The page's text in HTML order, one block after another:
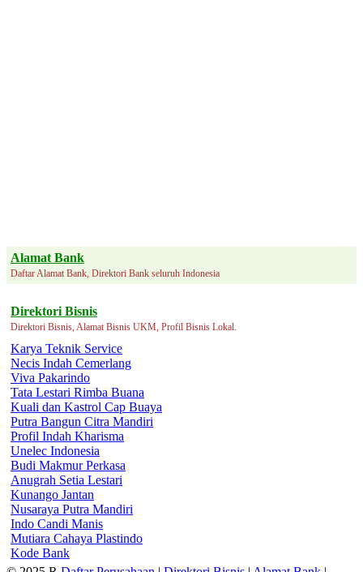
Alamat Bank
Daftar Alamat Bank, Direktori Bank seluruh Indonesia
Direktori Bisnis
Direktori Bisnis, Alamat Bisnis UKM, Profil Bisnis Lokal.
Karya Teknik Service
Necis Indah Cemerlang
Viva Pakarindo
Tata Lestari Rimba Buana
Kuali dan Kastrol Cap Buaya
Putra Bangun Citra Mandiri
Profil Indah Kharisma
Unelec Indonesia
Budi Makmur Perkasa
Anugrah Setia Lestari
Kunango Jantan
Nusaraya Putra Mandiri
Indo Candi Manis
Mutiara Cahaya Plastindo
Kode Bank